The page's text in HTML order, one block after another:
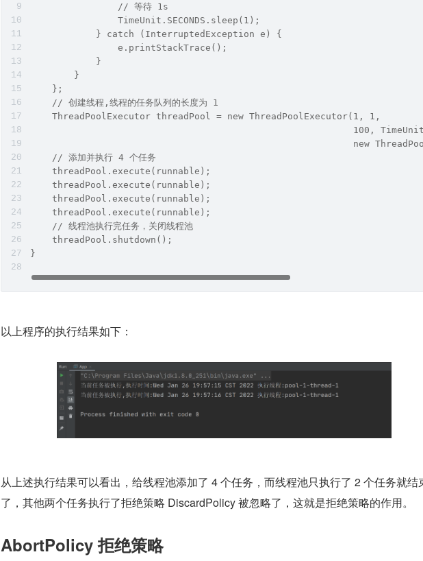
                // 等待 1s
                TimeUnit.SECONDS.sleep(1);
            } catch (InterruptedException e) {
                e.printStackTrace();
            }
        }
    };
    // 创建线程,线程的任务队列的长度为 1
    ThreadPoolExecutor threadPool = new ThreadPoolExecutor(1, 1,
100,
new
    // 添加并执行 4 个任务
    threadPool.execute(runnable);
    threadPool.execute(runnable);
    threadPool.execute(runnable);
    threadPool.execute(runnable);
    // 线程池执行完任务，关闭线程池
    threadPool.shutdown();
}
以上程序的执行结果如下：
从上述执行结果可以看出，给线程池添加了 4 个任务，而线程池只执行了 2 个任务就结
了，其他两个任务执行了拒绝策略 DiscardPolicy 被忽略了，这就是拒绝策略的作用。
AbortPolicy 拒绝策略